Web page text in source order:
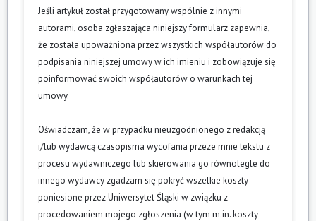
Jeśli artykuł został przygotowany wspólnie z innymi
autorami, osoba zgłaszająca niniejszy formularz zapewnia,
że została upoważniona przez wszystkich współautorów do
podpisania niniejszej umowy w ich imieniu i zobowiązuje się
poinformować swoich współautorów o warunkach tej
umowy.
Oświadczam, że w przypadku nieuzgodnionego z redakcją
i/lub wydawcą czasopisma wycofania przeze mnie tekstu z
procesu wydawniczego lub skierowania go równolegle do
innego wydawcy zgadzam się pokryć wszelkie koszty
poniesione przez Uniwersytet Śląski w związku z
procedowaniem mojego zgłoszenia (w tym m.in. koszty